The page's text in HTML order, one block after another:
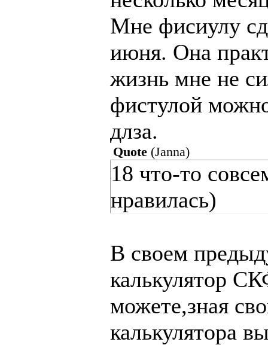
Мне фисиулу
июня. Она
жизнь мне не
фистулой
длза.
Quote (Janna)
18 что-то
нравилась)
В своем
калькулятор
можете,зная
калькулятора